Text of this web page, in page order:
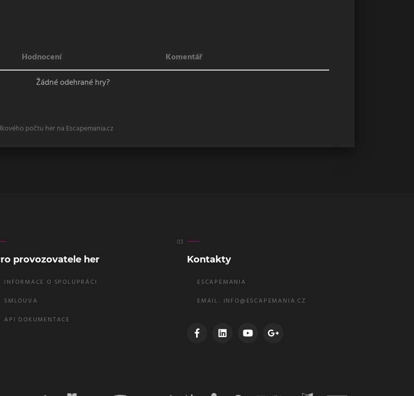
Hodnocení
Komentář
Žádné odehrané hry?
počtu her na Escapemania.cz
provozovatele her
INFORMACE O SPOLUPRÁCI
SMLOUVA
API DOKUMENTACE
Kontakty
ESCAPEMANIA
EMAIL: INFO@ESCAPEMANIA.CZ